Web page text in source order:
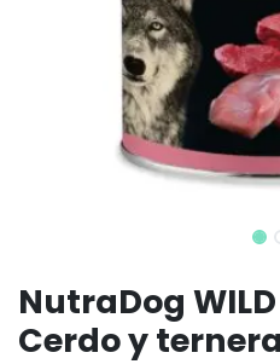
NutraDog WILD
Cerdo y